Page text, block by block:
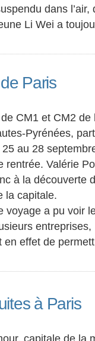
dans l’air,
Li Wei a
Paris
CM1 et CM2 de
Pyrénées,
au 28
rentrée. Valérie
à la découverte
la capitale.
voyage a pu voir
en effet de
à Paris
capitale de la